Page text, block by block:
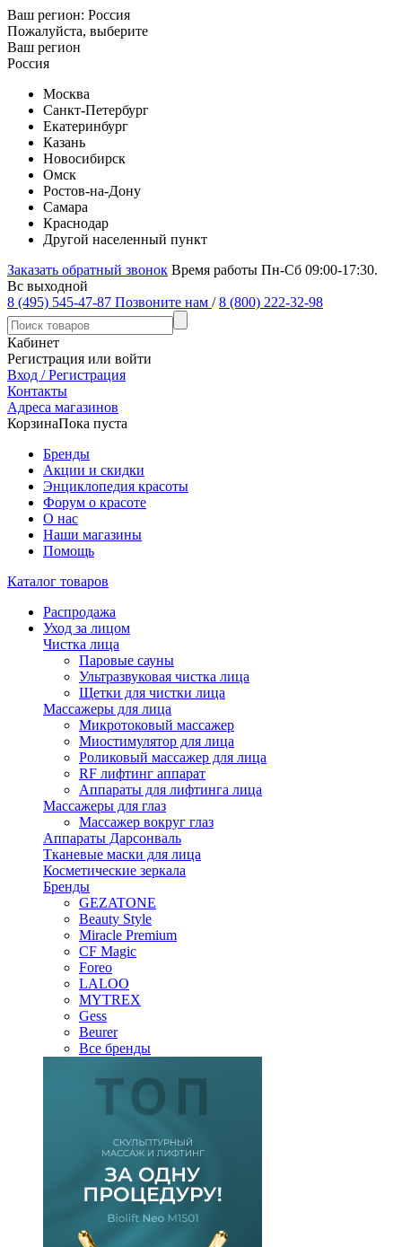
Ваш регион: Россия
Пожалуйста, выберите
Ваш регион
Россия
Москва
Санкт-Петербург
Екатеринбург
Казань
Новосибирск
Омск
Ростов-на-Дону
Самара
Краснодар
Другой населенный пункт
Заказать обратный звонок Время работы Пн-Сб 09:00-17:30.
Вс выходной
8 (495) 545-47-87 Позвоните нам / 8 (800) 222-32-98
Кабинет
Регистрация или войти
Вход / Регистрация
Контакты
Адреса магазинов
КорзинаПока пуста
Бренды
Акции и скидки
Энциклопедия красоты
Форум о красоте
О нас
Наши магазины
Помощь
Каталог товаров
Распродажа
Уход за лицом
Чистка лица
Паровые сауны
Ультразвуковая чистка лица
Щетки для чистки лица
Массажеры для лица
Микротоковый массажер
Миостимулятор для лица
Роликовый массажер для лица
RF лифтинг аппарат
Аппараты для лифтинга лица
Массажеры для глаз
Массажер вокруг глаз
Аппараты Дарсонваль
Тканевые маски для лица
Косметические зеркала
Бренды
GEZATONE
Beauty Style
Miracle Premium
CF Magic
Foreo
LALOO
MYTREX
Gess
Beurer
Все бренды